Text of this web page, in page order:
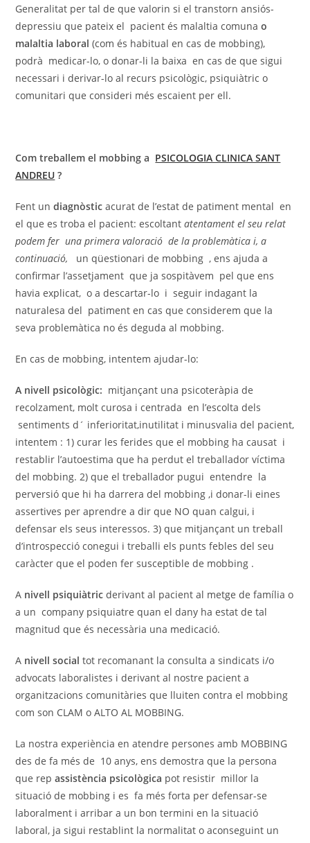
Generalitat per tal de que valorin si el transtorn ansiós-
depressiu que pateix el pacient és malaltia comunao
malaltia laboral (com és habitual en cas de mobbing),
podrà medicar-lo, o donar-li la baixa en cas de que sigui
necessari i derivar-lo al recurs psicològic, psiquiàtric o
comunitari que consideri més escaient per ell.
Com treballem el mobbing a PSICOLOGIA CLINICA SANT
ANDREU ?
Fent un diagnòstic acurat de l’estat de patiment mental en
el que es troba el pacient: escoltant atentament el seu relat
podem fer una primera valoració de la problemàtica i, a
continuació, un qüestionari de mobbing , ens ajuda a
confirmar l’assetjament que ja sospitàvem pel que ens
havia explicat, o a descartar-lo i seguir indagant la
naturalesa del patiment en cas que considerem que la
seva problemàtica no és deguda al mobbing.
En cas de mobbing, intentem ajudar-lo:
A nivell psicològic: mitjançant una psicoteràpia de
recolzament, molt curosa i centrada en l’escolta dels
sentiments d´ inferioritat,inutilitat i minusvalia del pacient,
intentem : 1) curar les ferides que el mobbing ha causat i
restablir l’autoestima que ha perdut el treballador víctima
del mobbing. 2) que el treballador pugui entendre la
perversió que hi ha darrera del mobbing ,i donar-li eines
assertives per aprendre a dir que NO quan calgui, i
defensar els seus interessos. 3) que mitjançant un treball
d’introspecció conegui i treballi els punts febles del seu
caràcter que el poden fer susceptible de mobbing .
A nivell psiquiàtric derivant al pacient al metge de família o
a un company psiquiatre quan el dany ha estat de tal
magnitud que és necessària una medicació.
A nivell social tot recomanant la consulta a sindicats i/o
advocats laboralistes i derivant al nostre pacient a
organitzacions comunitàries que lluiten contra el mobbing
com son CLAM o ALTO AL MOBBING.
La nostra experiència en atendre persones amb MOBBING
des de fa més de 10 anys, ens demostra que la persona
que repassistència psicològica pot resistir millor la
situació de mobbing i es fa més forta per defensar-se
laboralment i arribar a un bon termini en la situació
laboral, ja sigui restablint la normalitat o aconseguint un